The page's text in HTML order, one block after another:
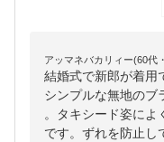
アッマネバカリィー(60代
結婚式で新郎が着用
シンプルな無地のブ
。タキシード姿によ
です。ずれを防止し